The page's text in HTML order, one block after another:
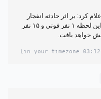
کرد: بر اثر حادثه انفجار
در معدن زغال‌سنگ طبس، متاسفانه تا این لحظه ۱ نفر فوتی و ۱۵ نفر
خواهد یافت.